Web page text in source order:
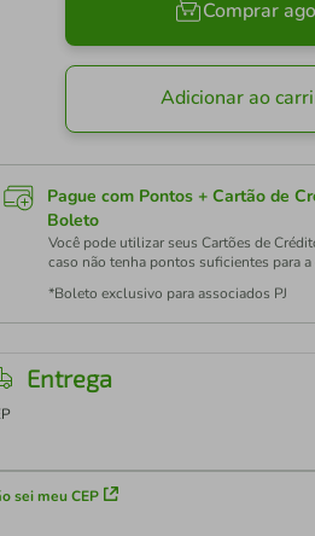
Comprar
Adicionar ao
Pague com Pontos + Cartão de
Boleto
Você pode utilizar seus Cartões de
caso não tenha pontos suficientes para
*Boleto exclusivo para associados PJ
Entrega
sei meu CEP